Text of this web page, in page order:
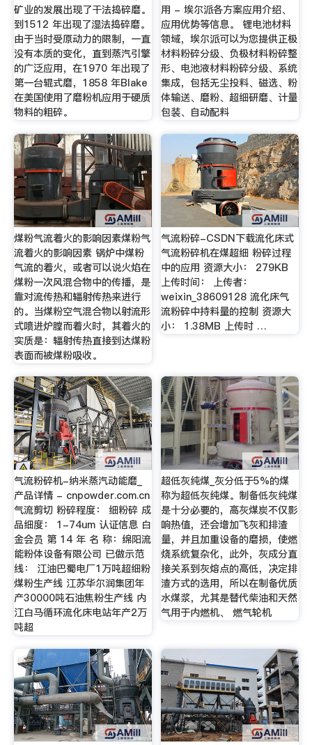
矿业的发展出现了干法捣碎磨。
到1512 年出现了湿法捣碎磨。
由于当时受原动力的限制，一直
没有本质的变化，直到蒸汽引擎
的广泛应用，在1970 年出现了
第一台辊式磨，1858 年Blake
在美国使用了磨粉机应用于硬质
物料的粗碎。
用 - 埃尔派各方案应用介绍、
应用优势等信息。 锂电池材料
领域，埃尔派可以为您提供正极
材料粉碎分级、负极材料粉碎整
形、电池液材料粉碎分级、系统
集成，包括无尘投料、磁选、粉
体输送、磨粉、超细研磨、计量
包装、自动配料
煤粉气流着火的影响因素煤粉气
流着火的影响因素 锅炉中煤粉
气流的着火，或者可以说火焰在
煤粉一次风混合物中的传播，是
靠对流传热和辐射传热来进行
的。当煤粉空气混合物以射流形
式喷进炉膛而着火时，其着火的
实质是：辐射传热直接到达煤粉
表面而被煤粉吸收。
气流粉碎-CSDN下载流化床式
气流粉碎机在煤超细 粉碎过程
中的应用 资源大小： 279KB
上传时间： 上传者：
weixin_38609128 流化床气
流粉碎中持料量的控制 资源大
小： 1.38MB 上传时 …
气流粉碎机-纳米蒸汽动能磨_
产品详情 - cnpowder.com.cn
气流剪切 粉碎程度： 细粉碎 成
品细度： 1-74um 认证信息 白
金会员 第 14 年 名 称：绵阳流
能粉体设备有限公司 已做示范
线： 江油巴蜀电厂1万吨超细粉
煤粉生产线 江苏华尔润集团年
产30000吨石油焦粉生产线 内
江白马循环流化床电站年产2万
吨超
超低灰纯煤_灰分低于5%的煤
称为超低灰纯煤。制备低灰纯煤
是十分必要的，高灰煤炭不仅影
响热值，还会增加飞灰和排渣
量，并且加重设备的磨损，使燃
烧系统复杂化，此外，灰成分直
接关系到灰熔点的高低，决定排
渣方式的选用，所以在制备优质
水煤浆，尤其是替代柴油和天然
气用于内燃机、 燃气轮机